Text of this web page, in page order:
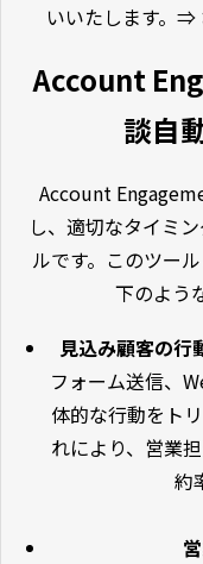
いいたします。⇒
Account
談自
Account
し、適切なタイミ
ルです。このツー
下のよう
見込み顧客の行
フォーム送信、
体的な行動をト
れにより、営業
約